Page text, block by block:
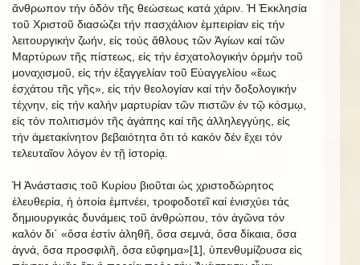
ἄνθρωπον τήν ὁδόν τῆς θεώσεως κατά χάριν. Ἡ Ἐκκλησία
τοῦ Χριστοῦ διασώζει τήν πασχάλιον ἐμπειρίαν εἰς τήν
λειτουργικήν ζωήν, εἰς τούς ἄθλους τῶν Ἁγίων καί τῶν
Μαρτύρων τῆς πίστεως, εἰς τήν ἐσχατολογικήν ὁρμήν τοῦ
μοναχισμοῦ, εἰς τήν ἐξαγγελίαν τοῦ Εὐαγγελίου «ἕως
ἐσχάτου τῆς γῆς», εἰς τήν θεολογίαν καί τήν δοξολογικήν
τέχνην, εἰς τήν καλήν μαρτυρίαν τῶν πιστῶν ἐν τῷ κόσμῳ,
εἰς τόν πολιτισμόν τῆς ἀγάπης καί τῆς ἀλληλεγγύης, εἰς
τήν ἀμετακίνητον βεβαιότητα ὅτι τό κακόν δέν ἔχει τόν
τελευταῖον λόγον ἐν τῇ ἱστορίᾳ.
Ἡ Ἀνάστασις τοῦ Κυρίου βιοῦται ὡς χριστοδώρητος
ἐλευθερία, ἡ ὁποία ἐμπνέει, τροφοδοτεῖ καί ἐνισχύει τάς
δημιουργικάς δυνάμεις τοῦ ἀνθρώπου, τόν ἀγῶνα τόν
καλόν δι᾿ «ὅσα ἐστὶν ἀληθῆ, ὅσα σεμνά, ὅσα δίκαια, ὅσα
ἁγνά, ὅσα προσφιλῆ, ὅσα εὔφημα»[1], ὑπενθυμίζουσα εἰς